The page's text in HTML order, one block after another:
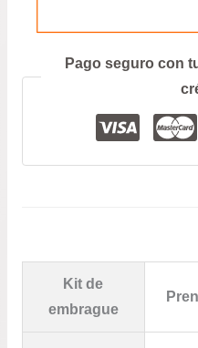
Pago seguro con
Kit de
embrague